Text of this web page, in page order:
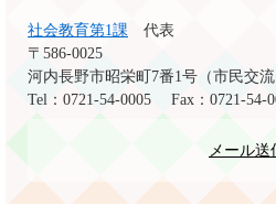
社会教育第1課
代表
〒586-0025
河内長野市昭栄町7番1号（市民交流
Tel：0721-54-0005
Fax：0721-54-
メール送